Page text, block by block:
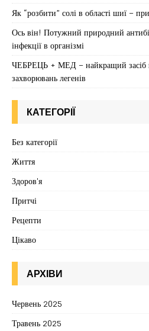
Як “розбити” солі в області шиї –
Ось він! Потужний природний
інфекції в організмі
ЧЕБРЕЦЬ + МЕД – найкращий засіб
захворювань легенів
КАТЕГОРІЇ
Без категорії
Життя
Здоров'я
Притчі
Рецепти
Цікаво
АРХІВИ
Червень 2025
Травень 2025